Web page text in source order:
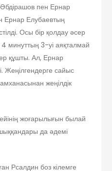
пен Ернар
Ернар Елубаевтың
Осы бір қолдау әсер
4 минуттың 3-уі аяқталмай
құшты. Ал, Ернар
Жеңілгендерге сайыс
жеңілдік
жоғарылығын былай
шыққандары да әдемі
Рсалдин боз кілемге